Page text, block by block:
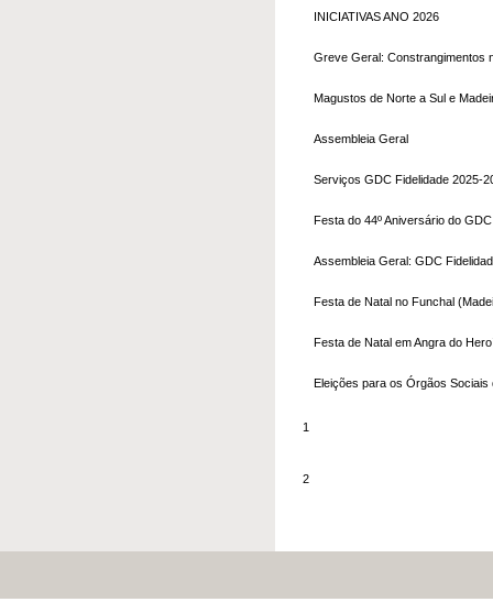
INICIATIVAS ANO 2026
Greve Geral: Constrangimentos
Magustos de Norte a Sul e
Assembleia Geral
Serviços GDC Fidelidade 2025-
Festa do 44º Aniversário do
Assembleia Geral: GDC
Festa de Natal no Funchal
Festa de Natal em Angra do
Eleições para os Órgãos Sociais
1
2